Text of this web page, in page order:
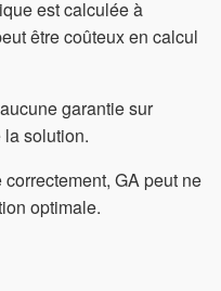
est calculée à
être coûteux en calcul
garantie sur
solution.
GA peut ne
optimale.